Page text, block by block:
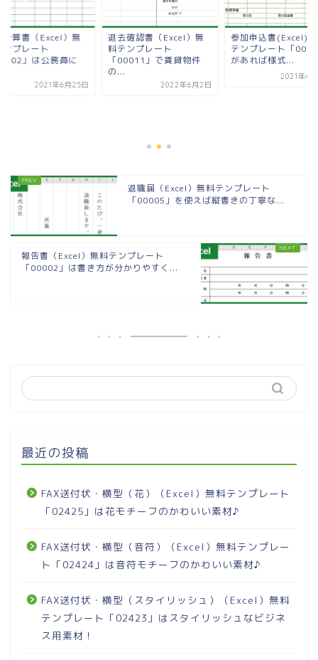
計算書（Excel）無
ンプレート
」は公務員に
2021年6月25日
退去確認書（Excel）無
料テンプレート
「00011」で賃貸物件
の...
2022年6月2日
参加申込書(Excel)
テンプレート「
があれば様式...
2021年4
退職届（Excel）無料テンプレート
「00005」を使えば縦書きの丁寧な...
報告書（Excel）無料テンプレート
「00002」は書き方が分かりやすく...
最近の投稿
FAX送付状・横型（花）（Excel）無料テンプレート
「02425」は花モチーフのかわいい素材♪
FAX送付状・横型（音符）（Excel）無料テンプレー
ト「02424」は音符モチーフのかわいい素材♪
FAX送付状・横型（スタイリッシュ）（Excel）無料
テンプレート「02423」はスタイリッシュなビジネ
ス用素材！